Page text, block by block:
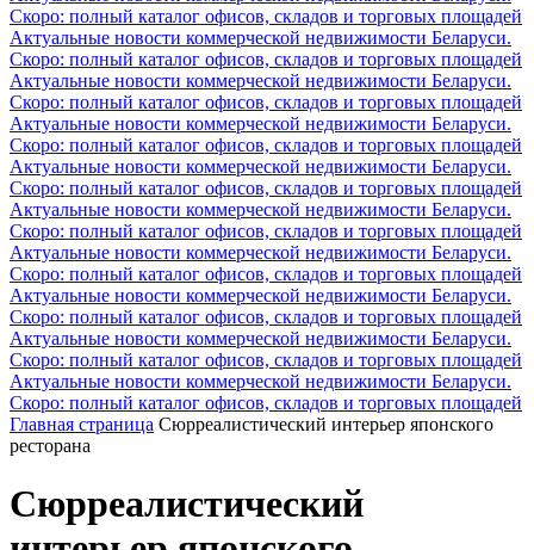
Скоро: полный каталог офисов, складов и торговых площадей
Актуальные новости коммерческой недвижимости Беларуси.
Скоро: полный каталог офисов, складов и торговых площадей
Актуальные новости коммерческой недвижимости Беларуси.
Скоро: полный каталог офисов, складов и торговых площадей
Актуальные новости коммерческой недвижимости Беларуси.
Скоро: полный каталог офисов, складов и торговых площадей
Актуальные новости коммерческой недвижимости Беларуси.
Скоро: полный каталог офисов, складов и торговых площадей
Актуальные новости коммерческой недвижимости Беларуси.
Скоро: полный каталог офисов, складов и торговых площадей
Актуальные новости коммерческой недвижимости Беларуси.
Скоро: полный каталог офисов, складов и торговых площадей
Актуальные новости коммерческой недвижимости Беларуси.
Скоро: полный каталог офисов, складов и торговых площадей
Актуальные новости коммерческой недвижимости Беларуси.
Скоро: полный каталог офисов, складов и торговых площадей
Актуальные новости коммерческой недвижимости Беларуси.
Скоро: полный каталог офисов, складов и торговых площадей
Главная страница Сюрреалистический интерьер японского
ресторана
Сюрреалистический